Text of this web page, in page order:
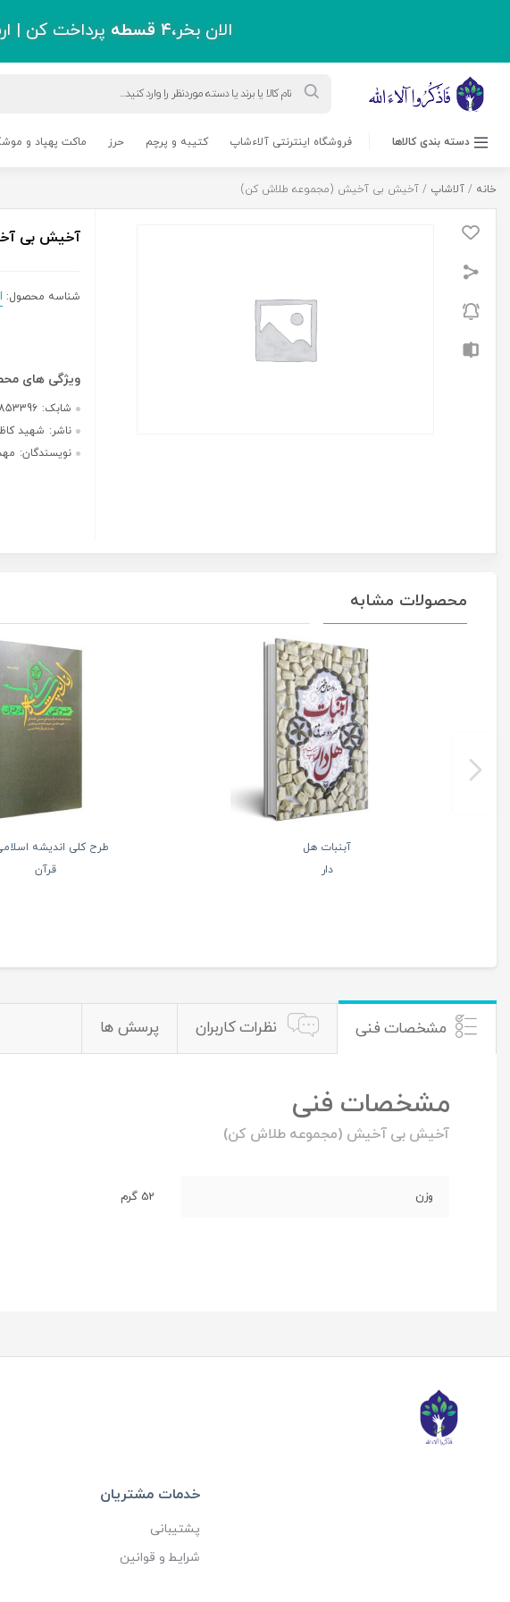
الان بخر،4 قسطه پرداخت کن |
search
دسته بندی کالاها فروشگاه اینترنتی آلاءشاپ کتیبه و پرچم حرز ماکت پهپاد و
خانه / آلاشاپ / آخیش بی آخیش (مجموعه طلاش کن)
آخیش بی
شناسه محصول:
شابک:
ناشر: شهید
نویسندگان:
محصولات مشابه
آبنبات هل
دار
طرح کلی اندیشه
قرآن
مشخصات فنی نظرات کاربران پرسش ها
مشخصات فنی
آخیش بی آخیش (مجموعه طلاش کن)
وزن 52 گرم
خدمات مشتریان
پشتیبانی
شرایط و قوانین